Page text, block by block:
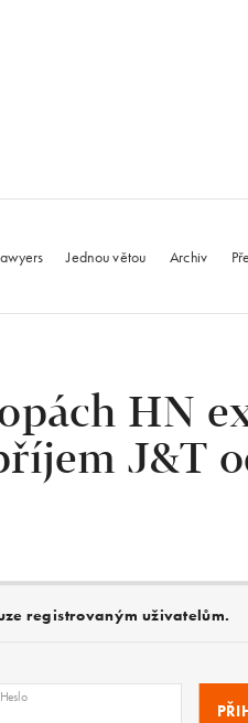
Jednou větou Archiv
HN
J&T
registrovaným uživatelům.
Heslo